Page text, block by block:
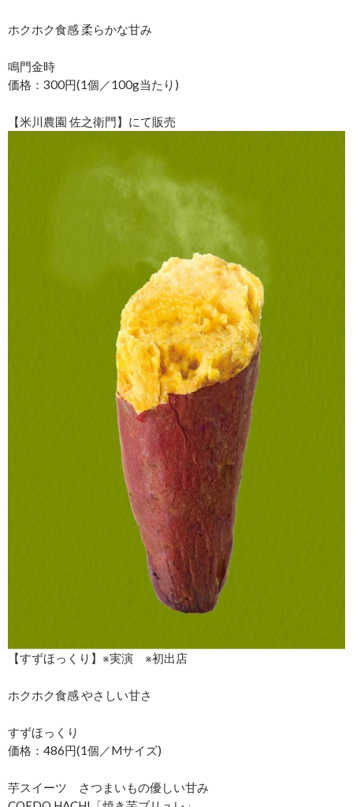
ホクホク食感 柔らかな甘み
鳴門金時
価格：300円(1個／100g当たり)
【米川農園 佐之衛門】にて販売
【すずほっくり】※実演 ※初出店
ホクホク食感 やさしい甘さ
すずほっくり
価格：486円(1個／Mサイズ)
芋スイーツ さつまいもの優しい甘み